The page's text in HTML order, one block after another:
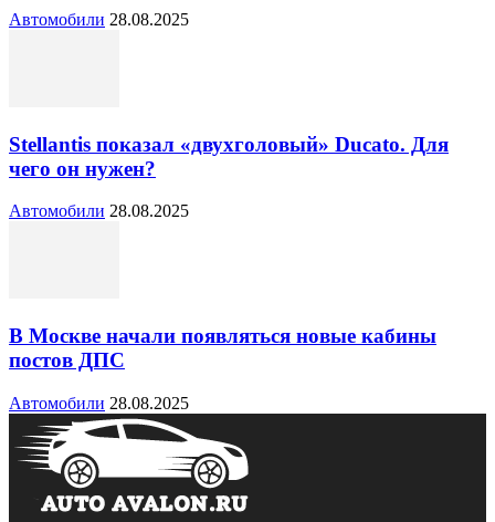
Автомобили 28.08.2025
Stellantis показал «двухголовый» Ducato. Для
чего он нужен?
Автомобили 28.08.2025
В Москве начали появляться новые кабины
постов ДПС
Автомобили 28.08.2025